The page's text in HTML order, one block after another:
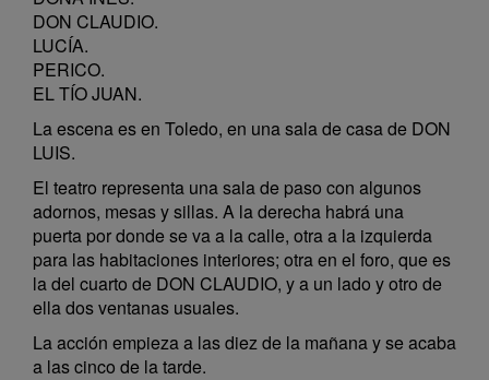
DON CLAUDIO.
LUCÍA.
PERICO.
EL TÍO JUAN.
La escena es en Toledo, en una sala de casa de DON
LUIS.
El teatro representa una sala de paso con algunos
adornos, mesas y sillas. A la derecha habrá una
puerta por donde se va a la calle, otra a la izquierda
para las habitaciones interiores; otra en el foro, que es
la del cuarto de DON CLAUDIO, y a un lado y otro de
ella dos ventanas usuales.
La acción empieza a las diez de la mañana y se acaba
a las cinco de la tarde.